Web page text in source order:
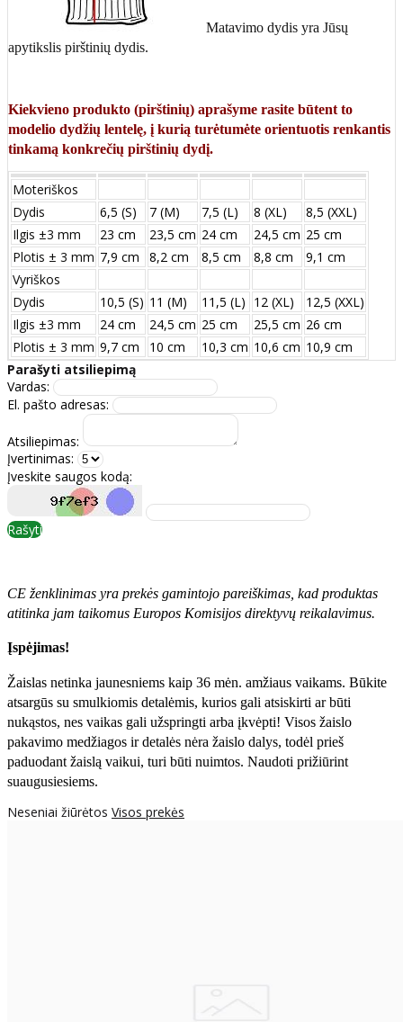
Matavimo dydis yra Jūsų
apytikslis pirštinių dydis.
Kiekvieno produkto (pirštinių) aprašyme rasite būtent to
modelio dydžių lentelę, į kurią turėtumėte orientuotis renkantis
tinkamą konkrečių pirštinių dydį.
Moteriškos
Dydis
6,5 (S) 7 (M) 7,5 (L) 8 (XL)
8,5 (XXL)
Ilgis ±3 mm
23 cm 23,5 cm 24 cm 24,5 cm 25 cm
Plotis ± 3 mm 7,9 cm 8,2 cm 8,5 cm 8,8 cm
9,1 cm
Vyriškos
Dydis
10,5 (S) 11 (M) 11,5 (L) 12 (XL)
12,5 (XXL)
Ilgis ±3 mm
24 сm 24,5 сm 25 сm 25,5 сm 26 сm
Plotis ± 3 mm 9,7 сm 10 сm 10,3 сm 10,6 сm 10,9 сm
Parašyti atsiliepimą
Vardas:
El. pašto adresas:
Atsiliepimas:
Įvertinimas:
Įveskite saugos kodą:
Rašyti
CE ženklinimas yra prekės gamintojo pareiškimas, kad produktas
atitinka jam taikomus Europos Komisijos direktyvų reikalavimus.
Įspėjimas!
Žaislas netinka jaunesniems kaip 36 mėn. amžiaus vaikams. Būkite
atsargūs su smulkiomis detalėmis, kurios gali atsiskirti ar būti
nukąstos, nes vaikas gali užspringti arba įkvėpti! Visos žaislо
pakavimo medžiagos ir detalės nėra žaislo dalys, todėl prieš
paduodant žaislą vaikui, turi būti nuimtos. Naudoti prižiūrint
suaugusiesiems.
Neseniai žiūrėtos Visos prekės